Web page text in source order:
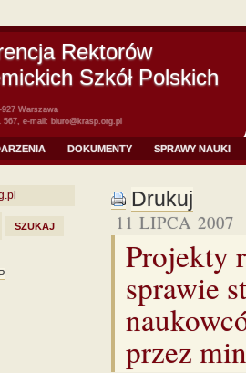
Rektorów
Szkół Polskich
Warszawa
567, e-mail: biuro@krasp.org.pl
DOKUMENTY SPRAWY NAUKI
Drukuj
11 LIPCA 2007
Projekty
sprawie
przez